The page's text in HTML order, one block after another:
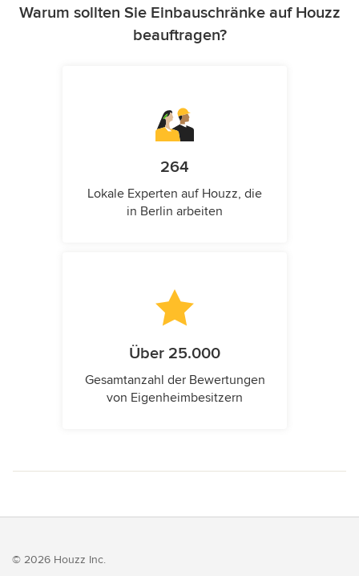
Warum sollten Sie Einbauschränke auf Houzz
beauftragen?
264
Lokale Experten auf Houzz, die
in Berlin arbeiten
Über 25.000
Gesamtanzahl der Bewertungen
von Eigenheimbesitzern
© 2026 Houzz Inc.